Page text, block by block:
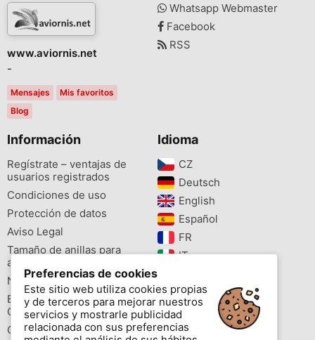
www.aviornis.net
-
Mensajes
Mis favoritos
Blog
Whatsapp Webmaster
Facebook
RSS
Información
Regístrate – ventajas de
usuarios registrados
Condiciones de uso
Protección de datos
Aviso Legal
Tamaño de anillas para
aves
Newsletter
Buscador de especies
Cites
Colores de las anillas
Idioma
CZ‎
Deutsch‎
English‎
Español‎
FR‎
IT‎
PL‎
PT‎
Preferencias de cookies
Este sitio web utiliza cookies propias
y de terceros para mejorar nuestros
servicios y mostrarle publicidad
relacionada con sus preferencias